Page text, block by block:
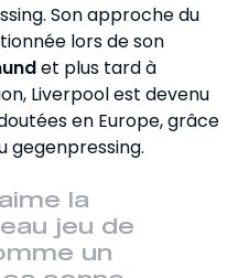
Son approche du
lors de son
et plus tard à
Liverpool est devenu
en Europe, grâce
gegenpressing.
la
jeu de
un